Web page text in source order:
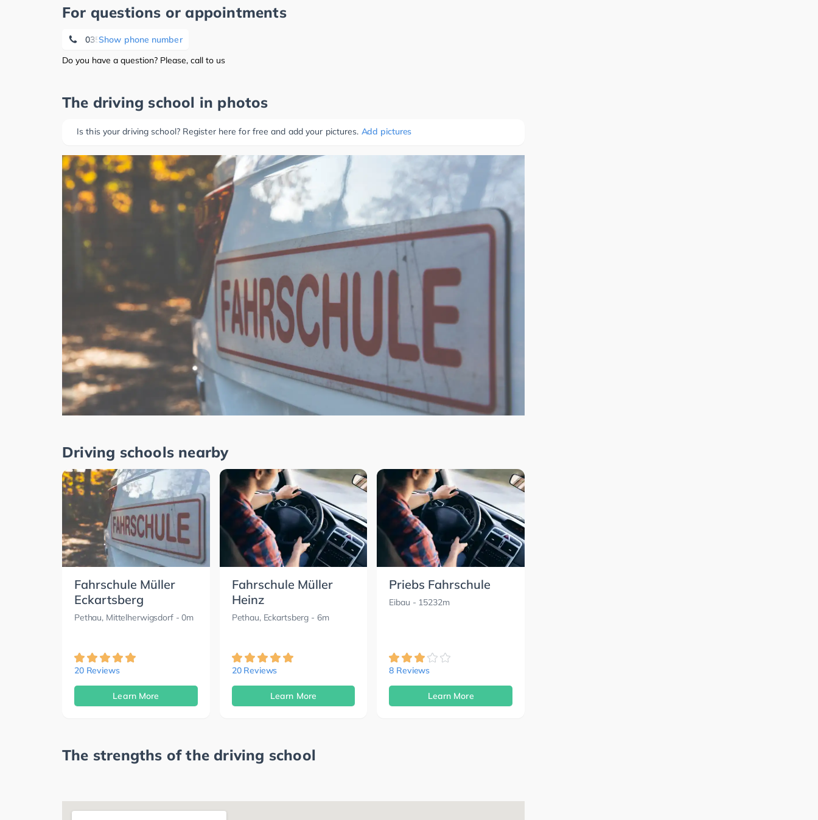
For questions or appointments
Show phone number
03583 703484
Do you have a question? Please, call to us
The driving school in photos
Is this your driving school? Register here for free and add your pictures. Add pictures
Driving schools nearby
Fahrschule Müller
Eckartsberg
Pethau, Mittelherwigsdorf- 0m
20 Reviews
Learn More
Fahrschule Müller
Heinz
Pethau, Eckartsberg - 6m
20 Reviews
Learn More
Priebs Fahrschule
Eibau - 15232m
8 Reviews
Learn More
The strengths of the driving school